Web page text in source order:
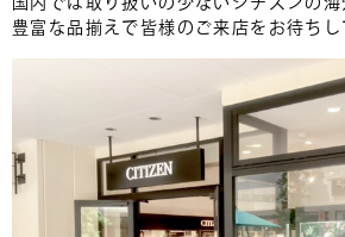
CSR
RECRUIT
CONTACT
豊富な品揃えで皆様のご来店をお待ちし